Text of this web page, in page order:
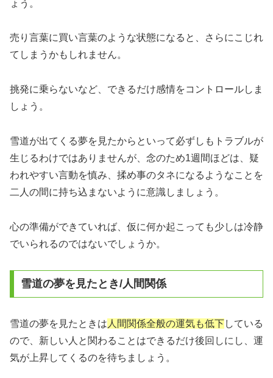
ょう。
売り言葉に買い言葉のような状態になると、さらにこじれ
てしまうかもしれません。
挑発に乗らないなど、できるだけ感情をコントロールしま
しょう。
雪道が出てくる夢を見たからといって必ずしもトラブルが
生じるわけではありませんが、念のため1週間ほどは、疑
われやすい言動を慎み、揉め事のタネになるようなことを
二人の間に持ち込まないように意識しましょう。
心の準備ができていれば、仮に何か起こっても少しは冷静
でいられるのではないでしょうか。
雪道の夢を見たとき/人間関係
雪道の夢を見たときは 人間関係全般の運気も低下している
ので、新しい人と関わることはできるだけ後回しにし、運
気が上昇してくるのを待ちましょう。